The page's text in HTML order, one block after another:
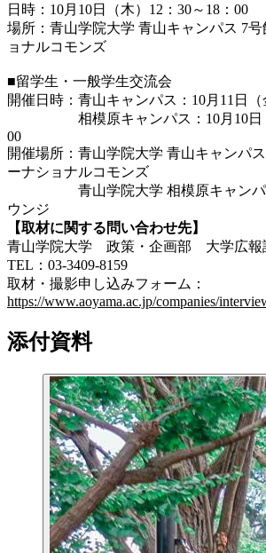
日時：10月10日（木）12：30～18：00
場所： 青山学院大学 青山キャンパス 7
ョナルコモンズ
■留学生・一般学生交流会
開催日時：青山キャンパス：10月11日（
相模原キャンパス：10月10日（
00
開催場所： 青山学院大学 青山キャンパ
ーナショナルコモンズ
青山学院大学 相模原キャン
ウンジ
【取材に関する問い合わせ先】
青山学院大学 政策・企画部 大学広報
TEL：03-3409-8159
取材・撮影申し込みフォーム：
https://www.aoyama.ac.jp/companies/
添付資料